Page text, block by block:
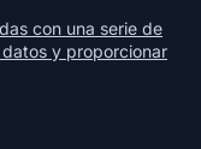
con una serie de
y proporcionar